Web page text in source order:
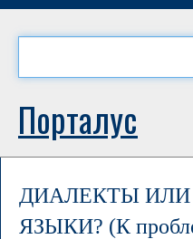
Порталус
ДИАЛЕКТЫ
ЯЗЫКИ? (К